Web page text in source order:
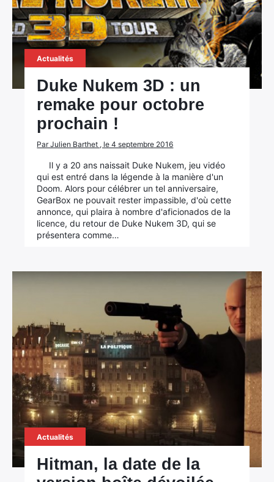
Actualités
Duke Nukem 3D : un
remake pour octobre
prochain !
Par Julien Barthet , le 4 septembre 2016
Il y a 20 ans naissait Duke Nukem, jeu vidéo
qui est entré dans la légende à la manière d'un
Doom. Alors pour célébrer un tel anniversaire,
GearBox ne pouvait rester impassible, d'où cette
annonce, qui plaira à nombre d'aficionados de la
licence, du retour de Duke Nukem 3D, qui se
présentera comme…
Actualités
Hitman, la date de la